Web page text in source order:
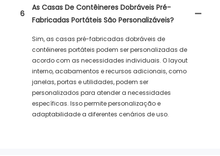
6
As Casas De Contêineres Dobráveis ​​pré-
Fabricadas Portáteis São Personalizáveis?
Sim, as casas pré-fabricadas dobráveis ​​​​de
contêineres portáteis podem ser personalizadas de
acordo com as necessidades individuais. O layout
interno, acabamentos e recursos adicionais, como
janelas, portas e utilidades, podem ser
personalizados para atender a necessidades
específicas. Isso permite personalização e
adaptabilidade a diferentes cenários de uso.